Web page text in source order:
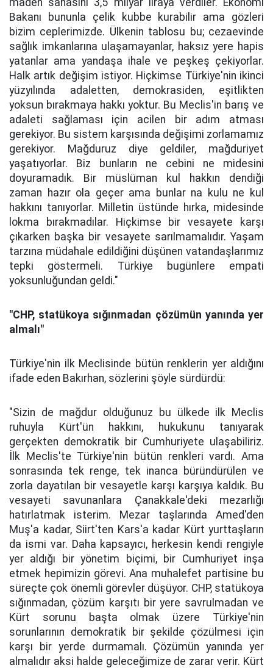
maden sahasını 3,5 milyar liraya verdiler. Ekonomi
Bakanı bununla çelik kubbe kurabilir ama gözleri
bizim ceplerimizde. Ülkenin tablosu bu; cezaevinde
sağlık imkanlarına ulaşamayanlar, haksız yere hapis
yatanlar ama yandaşa ihale ve peşkeş çekiyorlar.
Halk artık değişim istiyor. Hiçkimse Türkiye'nin ikinci
yüzyılında adaletten, demokrasiden, eşitlikten
yoksun bırakmaya hakkı yoktur. Bu Meclis'in barış ve
adaleti sağlaması için acilen bir adım atması
gerekiyor. Bu sistem karşısında değişimi zorlamamız
gerekiyor. Mağduruz diye geldiler, mağduriyet
yaşatıyorlar. Biz bunların ne cebini ne midesini
doyuramadık. Bir müslüman kul hakkın dendiği
zaman hazır ola geçer ama bunlar na kulu ne kul
hakkını tanıyorlar. Milletin üstünde hırka, midesinde
lokma bırakmadılar. Hiçkimse bir vesayete karşı
çıkarken başka bir vesayete sarılmamalıdır. Yaşam
tarzına müdahale edildiğini düşünen vatandaşlarımız
tepki göstermeli. Türkiye bugünlere empati
yoksunluğundan geldi."
"CHP, statükoya sığınmadan çözümün yanında yer
almalı"
Türkiye'nin ilk Meclisinde bütün renklerin yer aldığını
ifade eden Bakırhan, sözlerini şöyle sürdürdü:
"Sizin de mağdur olduğunuz bu ülkede ilk Meclis
ruhuyla Kürt'ün hakkını, hukukunu tanıyarak
gerçekten demokratik bir Cumhuriyete ulaşabiliriz.
İlk Meclis'te Türkiye'nin bütün renkleri vardı. Ama
sonrasında tek renge, tek inanca büründürülen ve
zorla dayatılan bir vesayetle karşı karşıya kaldık. Bu
vesayeti savunanlara Çanakkale'deki mezarlığı
hatırlatmak isterim. Mezar taşlarında Amed'den
Muş'a kadar, Siirt'ten Kars'a kadar Kürt yurttaşların
da ismi var. Daha kapsayıcı, herkesin kendi rengiyle
yer aldığı bir yönetim biçimi, bir Cumhuriyet inşa
etmek hepimizin görevi. Ana muhalefet partisine bu
süreçte çok önemli görevler düşüyor. CHP, statükoya
sığınmadan, çözüm karşıtı bir yere savrulmadan ve
Kürt sorunu başta olmak üzere Türkiye'nin
sorunlarının demokratik bir şekilde çözülmesi için
karşı bir yerde durmamalı. Çözümün yanında yer
almalıdır aksi halde geleceğimize de zarar verir. Kürt